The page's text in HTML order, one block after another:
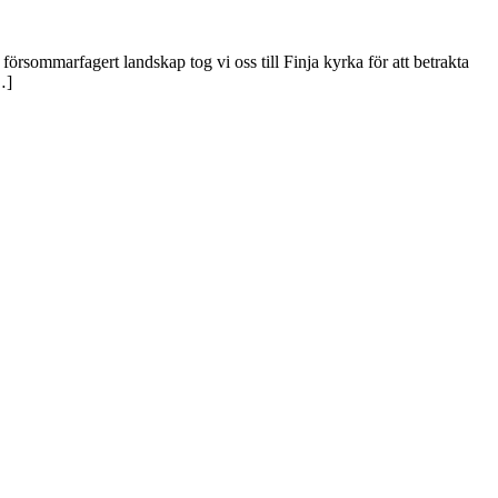
landskap tog vi oss till Finja kyrka för att betrakta